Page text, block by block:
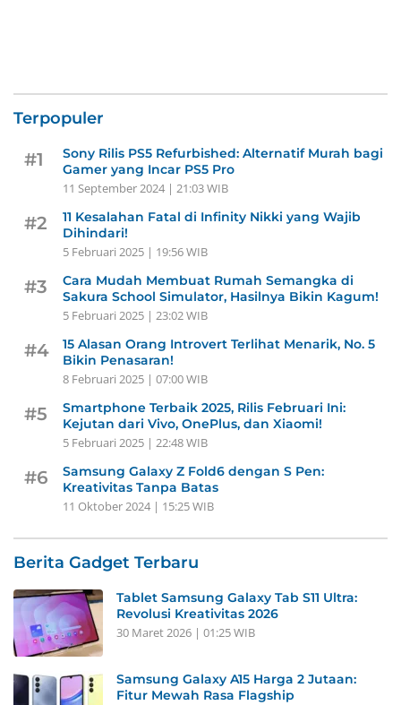
Terpopuler
#1
Sony Rilis PS5 Refurbished: Alternatif Murah bagi
Gamer yang Incar PS5 Pro
11 September 2024 | 21:03 WIB
#2
11 Kesalahan Fatal di Infinity Nikki yang Wajib
Dihindari!
5 Februari 2025 | 19:56 WIB
#3
Cara Mudah Membuat Rumah Semangka di
Sakura School Simulator, Hasilnya Bikin Kagum!
5 Februari 2025 | 23:02 WIB
#4
15 Alasan Orang Introvert Terlihat Menarik, No. 5
Bikin Penasaran!
8 Februari 2025 | 07:00 WIB
#5
Smartphone Terbaik 2025, Rilis Februari Ini:
Kejutan dari Vivo, OnePlus, dan Xiaomi!
5 Februari 2025 | 22:48 WIB
#6
Samsung Galaxy Z Fold6 dengan S Pen:
Kreativitas Tanpa Batas
11 Oktober 2024 | 15:25 WIB
Berita Gadget Terbaru
Tablet Samsung Galaxy Tab S11 Ultra:
Revolusi Kreativitas 2026
30 Maret 2026 | 01:25 WIB
Samsung Galaxy A15 Harga 2 Jutaan:
Fitur Mewah Rasa Flagship